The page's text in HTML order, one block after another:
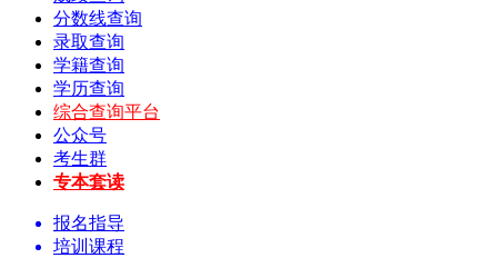
分数线查询
录取查询
学籍查询
学历查询
综合查询平台
公众号
考生群
专本套读
报名指导
培训课程